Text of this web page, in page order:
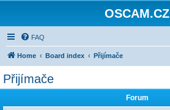
OSCAM.CZ
FAQ
Home Board index Přijímače
Přijímače
Forum